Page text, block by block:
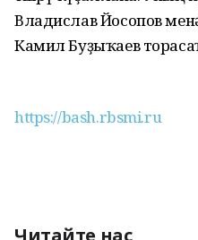
Владислав Йосопов
Камил Буҙыҡаев
https://bash.rbsmi.ru
Читайте нас